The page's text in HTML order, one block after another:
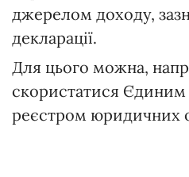
джерелом доходу,
декларації.
Для цього можна,
скористатися
реєстром юридичних
підприємців та
Якщо